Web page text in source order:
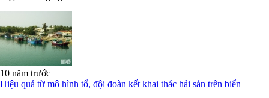
10 năm trước
Hiệu quả từ mô hình tổ, đội đoàn kết khai thác hải sản trên biển